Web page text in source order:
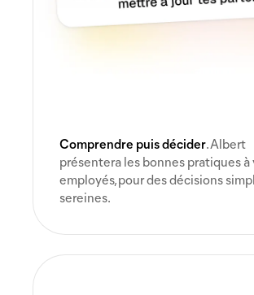
Comprendre puis décider. Albert
présentera les bonnes pratiques à
employés, pour des décisions
sereines.